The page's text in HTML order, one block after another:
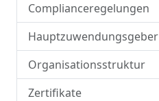
Complianceregelungen
Hauptzuwendungsgeber
Organisationsstruktur
Zertifikate